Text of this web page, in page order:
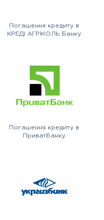
Погашення кредиту в
КРЕДІ АГРІКОЛЬ Банку
Погашення кредиту в
ПриватБанку